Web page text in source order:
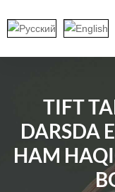
TIFT
DARSDA
HAM